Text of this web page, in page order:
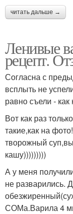
читать дальше →
Ленивые
рецепт.
Согласна с
всплыть не
равно съели - как
Вот как раз
такие,как на
творожный
кашу)))))))))
А у меня
не разварились.
СОМа.Варила 4